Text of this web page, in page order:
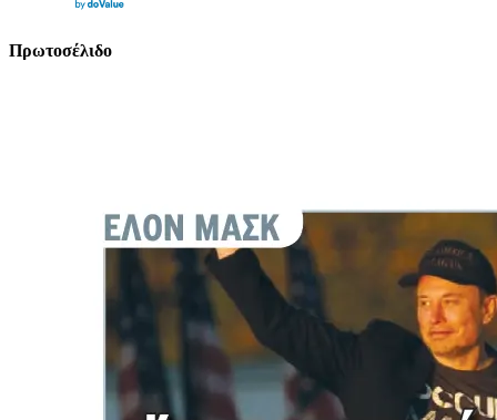
Πρωτοσέλιδο